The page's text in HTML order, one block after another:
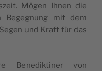
Mögen Ihnen die
Bege­gnung mit dem
und Kraft für das
Bene­dik­ti­ner von